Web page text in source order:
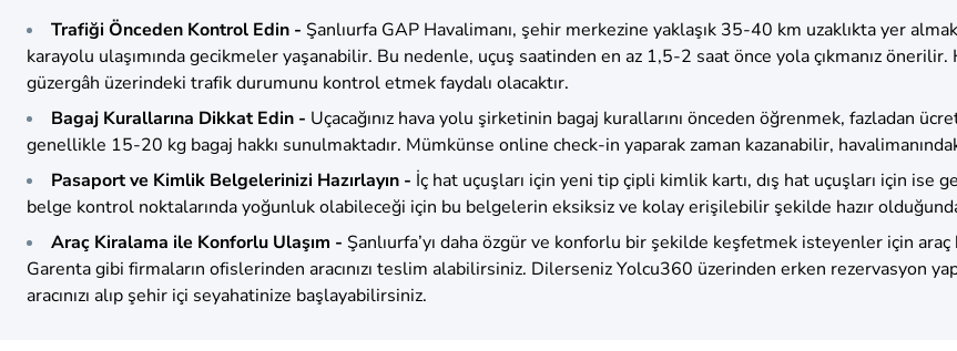
Trafiği Önceden Kontrol Edin - Şanlıurfa GAP Havalimanı, şehir merkezine yaklaşık 35-40 km uzaklıkta yer
karayolu ulaşımında gecikmeler yaşanabilir. Bu nedenle, uçuş saatinden en az 1,5-2 saat önce yola çıkmanız
güzergâh üzerindeki trafik durumunu kontrol etmek faydalı olacaktır.
Bagaj Kurallarına Dikkat Edin - Uçacağınız hava yolu şirketinin bagaj kurallarını önceden öğrenmek, fazladan
genellikle 15-20 kg bagaj hakkı sunulmaktadır. Mümkünse online check-in yaparak zaman kazanabilir,
Pasaport ve Kimlik Belgelerinizi Hazırlayın - İç hat uçuşları için yeni tip çipli kimlik kartı, dış hat uçuşları için
belge kontrol noktalarında yoğunluk olabileceği için bu belgelerin eksiksiz ve kolay erişilebilir şekilde hazır
Araç Kiralama ile Konforlu Ulaşım - Şanlıurfa’yı daha özgür ve konforlu bir şekilde keşfetmek isteyenler için
Garenta gibi firmaların ofislerinden aracınızı teslim alabilirsiniz. Dilerseniz Yolcu360 üzerinden erken rezervasyon
aracınızı alıp şehir içi seyahatinize başlayabilirsiniz.